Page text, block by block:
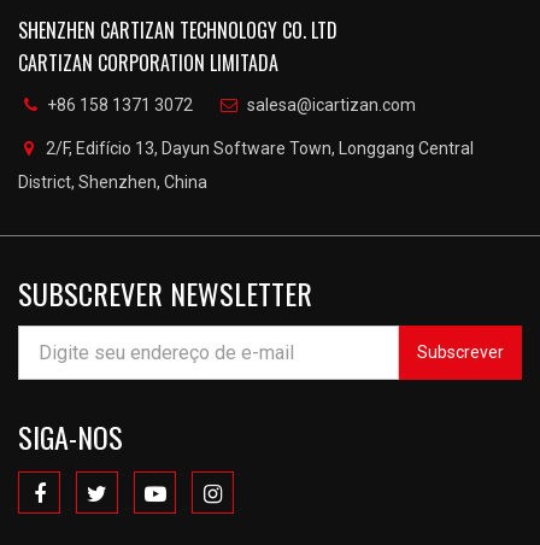
SHENZHEN CARTIZAN TECHNOLOGY CO. LTD
CARTIZAN CORPORATION LIMITADA
+86 158 1371 3072 salesa@icartizan.com
2/F, Edifício 13, Dayun Software Town, Longgang Central
District, Shenzhen, China
SUBSCREVER NEWSLETTER
Subscrever
SIGA-NOS